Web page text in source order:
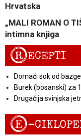
Hrvatska
„MALI ROMAN O
intimna knjiga
RECEPTI
Domaći sok od bazge
Burek (bosanski) za
Drugačija svinjska
E-